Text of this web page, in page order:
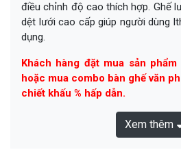
điều chỉnh độ cao thích hợp. Ghế
dệt lưới cao cấp giúp người dùng
dụng.
Khách hàng đặt mua sản
hoặc mua combo bàn ghế văn
chiết khấu % hấp dẫn.
Xem thêm